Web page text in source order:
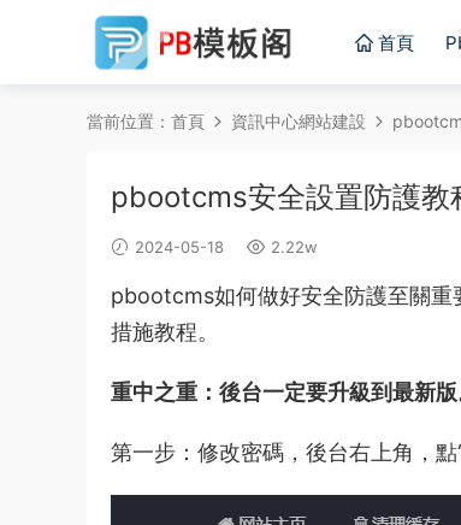
首頁
當前位置： 首頁 資訊中心網站建設
pbootcms安全設置防護教
2024-05-18 2.22w
pbootcms如何做好安全防護至關
措施教程。
重中之重：後台一定要升級到最新版
第一步：修改密碼，後台右上角，